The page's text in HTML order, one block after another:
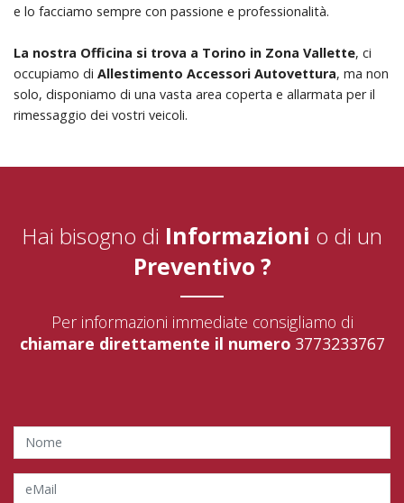
e lo facciamo sempre con passione e professionalità.
La nostra Officina si trova a Torino in Zona Vallette, ci
occupiamo di Allestimento Accessori Autovettura, ma non
solo, disponiamo di una vasta area coperta e allarmata per il
rimessaggio dei vostri veicoli.
Hai bisogno di Informazioni o di un
Preventivo ?
Per informazioni immediate consigliamo di
chiamare direttamente il numero 3773233767